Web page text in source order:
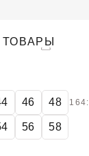
46 48
56 58
164: